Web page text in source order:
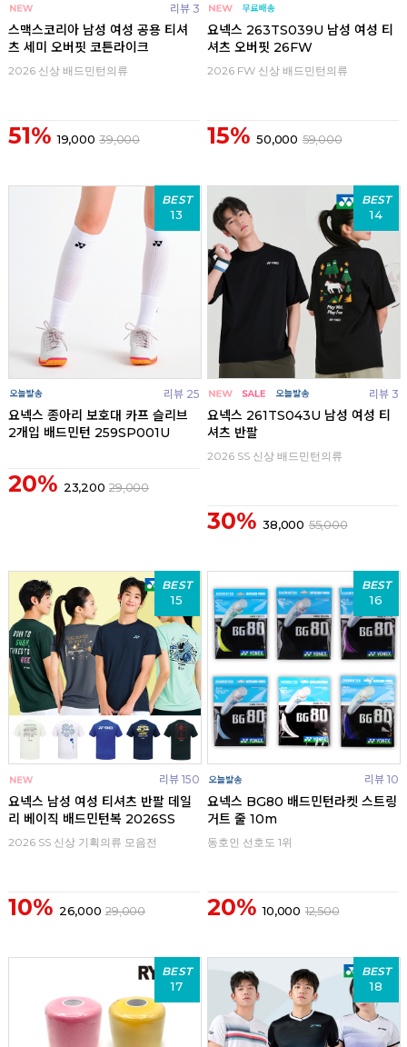
리뷰 3
스맥스코리아 남성 여성 공용 티셔
츠 세미 오버핏 코튼라이크
2026 신상 배드민턴의류
51% 19,000 39,000
요넥스 263TS039U 남성 여성 티
셔츠 오버핏 26FW
2026 FW 신상 배드민턴의류
15% 50,000 59,000
BEST
13
리뷰 25
요넥스 종아리 보호대 카프 슬리브
2개입 배드민턴 259SP001U
20% 23,200 29,000
BEST
14
리뷰 3
요넥스 261TS043U 남성 여성 티
셔츠 반팔
2026 SS 신상 배드민턴의류
30% 38,000 55,000
BEST
15
리뷰 150
요넥스 남성 여성 티셔츠 반팔 데일
리 베이직 배드민턴복 2026SS
2026 SS 신상 기획의류 모음전
10% 26,000 29,000
BEST
16
리뷰 10
요넥스 BG80 배드민턴라켓 스트링
거트 줄 10m
동호인 선호도 1위
20% 10,000 12,500
BEST
17
BEST
18